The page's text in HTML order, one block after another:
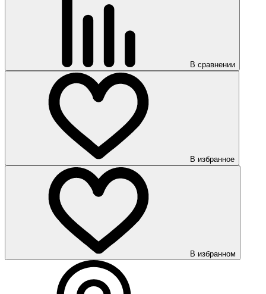
В сравнении
В избранное
В избранном